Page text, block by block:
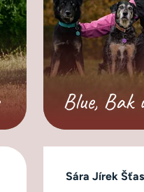
Blue, Bak
Sára Jírek